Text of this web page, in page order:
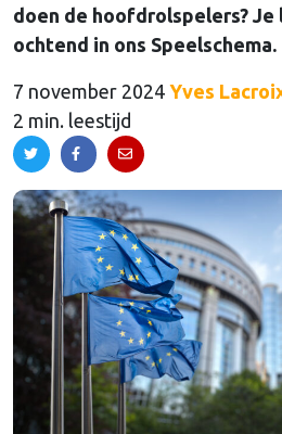
doen de hoofdrolspelers?
ochtend in ons Speelschema.
7 november 2024 Yves
2 min. leestijd